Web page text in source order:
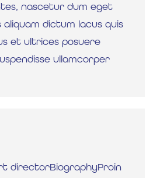
nascetur dum eget
dictum lacus quis
et ultrices posuere
ullamcorper
directorBiographyProin